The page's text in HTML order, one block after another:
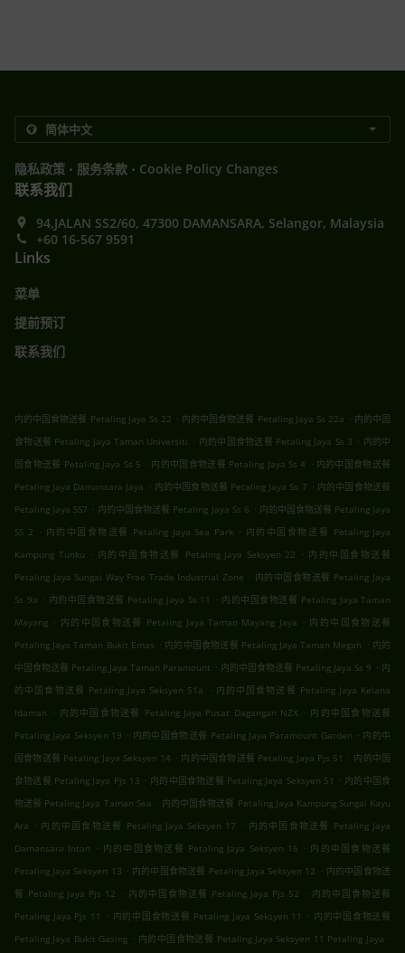
隐私政策 . 服务条款 . Cookie Policy Changes
联系我们
94,JALAN SS2/60, 47300 DAMANSARA, Selangor, Malaysia
+60 16-567 9591
Links
菜单
提前预订
联系我们
内的中国食物送餐 Petaling Jaya Ss 22 . 内的中国食物送餐 Petaling Jaya Ss 22a . 内的中国
食物送餐 Petaling Jaya Taman Universiti . 内的中国食物送餐 Petaling Jaya Ss 3 . 内的中
国食物送餐 Petaling Jaya Ss 5 . 内的中国食物送餐 Petaling Jaya Ss 4 . 内的中国食物送餐
Petaling Jaya Damansara Jaya . 内的中国食物送餐 Petaling Jaya Ss 7 . 内的中国食物送餐
Petaling Jaya SS7 . 内的中国食物送餐 Petaling Jaya Ss 6 . 内的中国食物送餐 Petaling Jaya
SS 2 . 内的中国食物送餐 Petaling Jaya Sea Park . 内的中国食物送餐 Petaling Jaya
Kampung Tunku . 内的中国食物送餐 Petaling Jaya Seksyen 22 . 内的中国食物送餐
Petaling Jaya Sungai Way Free Trade Industrial Zone . 内的中国食物送餐 Petaling Jaya
Ss 9a . 内的中国食物送餐 Petaling Jaya Ss 11 . 内的中国食物送餐 Petaling Jaya Taman
Mayang . 内的中国食物送餐 Petaling Jaya Taman Mayang Jaya . 内的中国食物送餐
Petaling Jaya Taman Bukit Emas . 内的中国食物送餐 Petaling Jaya Taman Megah . 内的
中国食物送餐 Petaling Jaya Taman Paramount . 内的中国食物送餐 Petaling Jaya Ss 9 . 内
的中国食物送餐 Petaling Jaya Seksyen 51a
. 内的中国食物送餐 Petaling Jaya Kelana
Idaman . 内的中国食物送餐 Petaling Jaya Pusat Dagangan NZX . 内的中国食物送餐
Petaling Jaya Seksyen 19 . 内的中国食物送餐 Petaling Jaya Paramount Garden . 内的中
国食物送餐 Petaling Jaya Seksyen 14 . 内的中国食物送餐 Petaling Jaya Pjs 51 . 内的中国
食物送餐 Petaling Jaya Pjs 13 . 内的中国食物送餐 Petaling Jaya Seksyen 51 . 内的中国食
物送餐 Petaling Jaya Taman Sea . 内的中国食物送餐 Petaling Jaya Kampung Sungai Kayu
Ara . 内的中国食物送餐 Petaling Jaya Seksyen 17 . 内的中国食物送餐 Petaling Jaya
Damansara Intan
. 内的中国食物送餐 Petaling Jaya Seksyen 16 . 内的中国食物送餐
Petaling Jaya Seksyen 13 . 内的中国食物送餐 Petaling Jaya Seksyen 12 . 内的中国食物送
餐 Petaling Jaya Pjs 12 . 内的中国食物送餐 Petaling Jaya Pjs 52 . 内的中国食物送餐
Petaling Jaya Pjs 11
. 内的中国食物送餐 Petaling Jaya Seksyen 11 . 内的中国食物送餐
Petaling Jaya Bukit Gasing . 内的中国食物送餐 Petaling Jaya Seksyen 11 Petaling Jaya .